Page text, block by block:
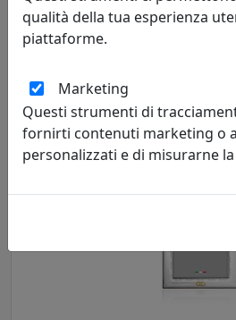
PORTAFOTO CLASSIC IN ARGENTO
OTTAVIANI HOME, CODICE 255024AM
qualità della tua esperienza
piattaforme.
Marketing
Questi strumenti di
fornirti contenuti marketing o
personalizzati e di misurarne